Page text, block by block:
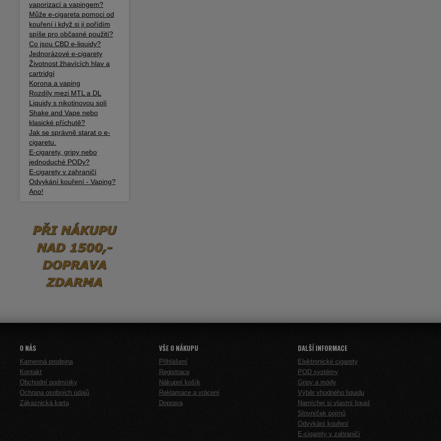
vaporizací a vapingem?
Může e-cigareta pomoci od
kouření i když si ji pořídím
spíše pro občasné použití?
Co jsou CBD e-liquidy?
Jednorázové e-cigarety
Životnost žhavících hlav a
cartridgí
Korona a vaping
Rozdíly mezi MTL a DL
Liquidy s nikotinovou solí
Shake and Vape nebo
klasické příchutě?
Jak se správně starat o e-
cigaretu.
E-cigarety, gripy nebo
jednoduché PODy?
E-cigarety v zahraničí
Odvykání kouření - Vaping?
Ano!
O NÁS
Kamenná prodejna
Kontakt
Obchodní podmínky
Ochrana osobních údajů
Zákaznická karta
VŠE O NÁKUPU
Přihlášení
Registrace
Nákupní košík
Reklamace a vrácení
Doprava
DALŠÍ INFORMACE
Elektronické cigarety
POD systémy
Gripy a módy
Výběr vhodného liquidu
Namíchej si vlastní liquid
Slovníček pojmů
Odvykání kouření
E-cigarety v zahraničí